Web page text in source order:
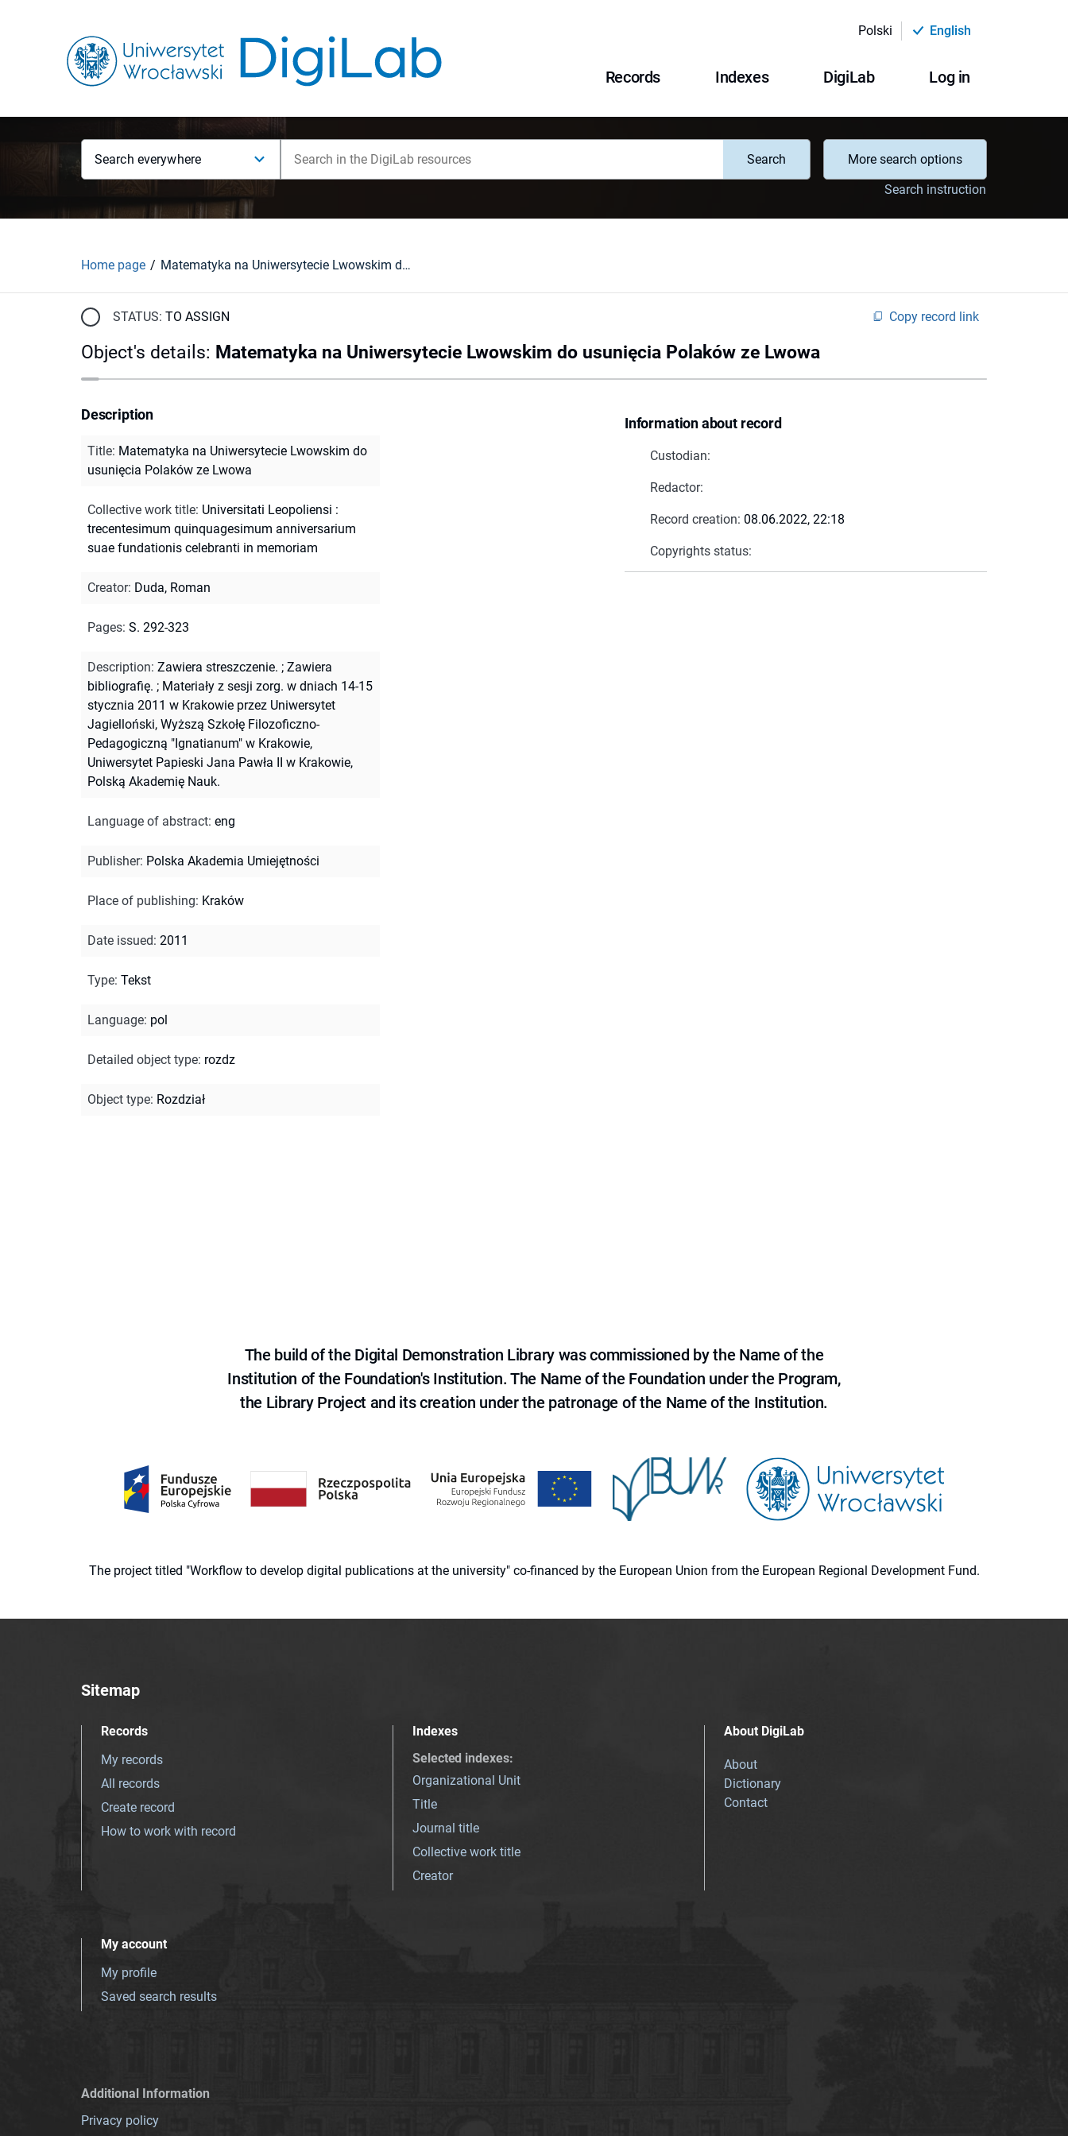
Polski English
Records Indexes DigiLab Log in
Search everywhere Search
More search options
Search instruction
Home page Matematyka na Uniwersytecie Lwowskim do usunięcia Polaków ze Lwowa
STATUS: TO ASSIGN Copy record link
Object's details: Matematyka na Uniwersytecie Lwowskim do usunięcia Polaków ze Lwowa
Information about record
Custodian:
Redactor:
Record creation: 08.06.2022, 22:18
Copyrights status:
Description
Title: Matematyka na Uniwersytecie Lwowskim do
usunięcia Polaków ze Lwowa
Collective work title: Universitati Leopoliensi :
trecentesimum quinquagesimum anniversarium
suae fundationis celebranti in memoriam
Creator: Duda, Roman
Pages: S. 292-323
Description: Zawiera streszczenie. ; Zawiera
bibliografię. ; Materiały z sesji zorg. w dniach 14-15
stycznia 2011 w Krakowie przez Uniwersytet
Jagielloński, Wyższą Szkołę Filozoficzno-
Pedagogiczną "Ignatianum" w Krakowie,
Uniwersytet Papieski Jana Pawła II w Krakowie,
Polską Akademię Nauk.
Language of abstract: eng
Publisher: Polska Akademia Umiejętności
Place of publishing: Kraków
Date issued: 2011
Type: Tekst
Language: pol
Detailed object type: rozdz
Object type: Rozdział
The build of the Digital Demonstration Library was commissioned by the Name of the
Institution of the Foundation's Institution. The Name of the Foundation under the Program,
the Library Project and its creation under the patronage of the Name of the Institution.
The project titled "Workflow to develop digital publications at the university" co-financed by the European Union from the European Regional Development Fund.
Sitemap
Records
My records
All records
Create record
How to work with record
Indexes
Selected indexes:
Organizational Unit
Title
Journal title
Collective work title
Creator
About DigiLab
About
Dictionary
Contact
My account
My profile
Saved search results
Additional Information
Privacy policy